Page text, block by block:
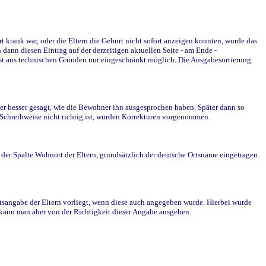
war, oder die Eltern die Geburt nicht sofort anzeigen konnten, wurde das
diesen Eintrag auf der derzeitigen aktuellen Seite - am Ende -
technischen Gründen nur eingeschränkt möglich. Die Ausgabesortierung
gesagt, wie die Bewohner ihn ausgesprochen haben. Später dann so
nicht richtig ist, wurden Korrekturen vorgenommen.
Spalte Wohnort der Eltern, grundsätzlich der deutsche Ortsname eingetragen.
der Eltern vorliegt, wenn diese auch angegeben wurde. Hierbei wurde
man aber von der Richtigkeit dieser Angabe ausgehen.